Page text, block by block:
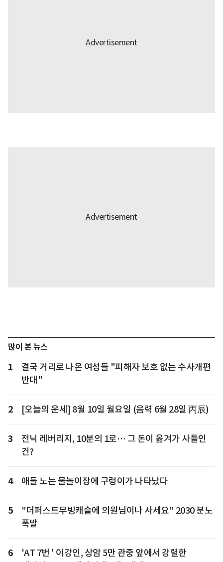
많이 본 뉴스
1
결국 거리로 나온 여성들 "피해자 보호 없는 수사개편
반대"
2 [오늘의 운세] 8월 10일 월요일 (음력 6월 28일 丙辰)
3
전닉 레버리지, 10분의 1로… 그 돈이 옮겨가 사들인
건?
4 애들 노는 물놀이장에 구렁이가 나타났다
5
"더퍼스트무빙캐슬에 의원님이나 사세요" 2030 분노
폭발
6
'AT 7번 ' 이강인, 상암 5만 관중 앞에서 강렬한